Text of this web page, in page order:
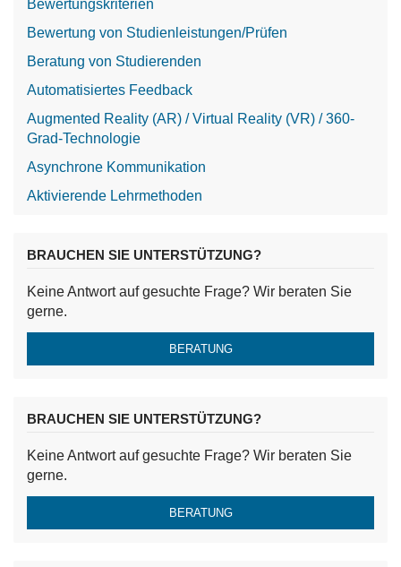
Bewertungskriterien
Bewertung von Studienleistungen/Prüfen
Beratung von Studierenden
Automatisiertes Feedback
Augmented Reality (AR) / Virtual Reality (VR) / 360-
Grad-Technologie
Asynchrone Kommunikation
Aktivierende Lehrmethoden
BRAUCHEN SIE UNTERSTÜTZUNG?
Keine Antwort auf gesuchte Frage? Wir beraten Sie
gerne.
BERATUNG
BRAUCHEN SIE UNTERSTÜTZUNG?
Keine Antwort auf gesuchte Frage? Wir beraten Sie
gerne.
BERATUNG